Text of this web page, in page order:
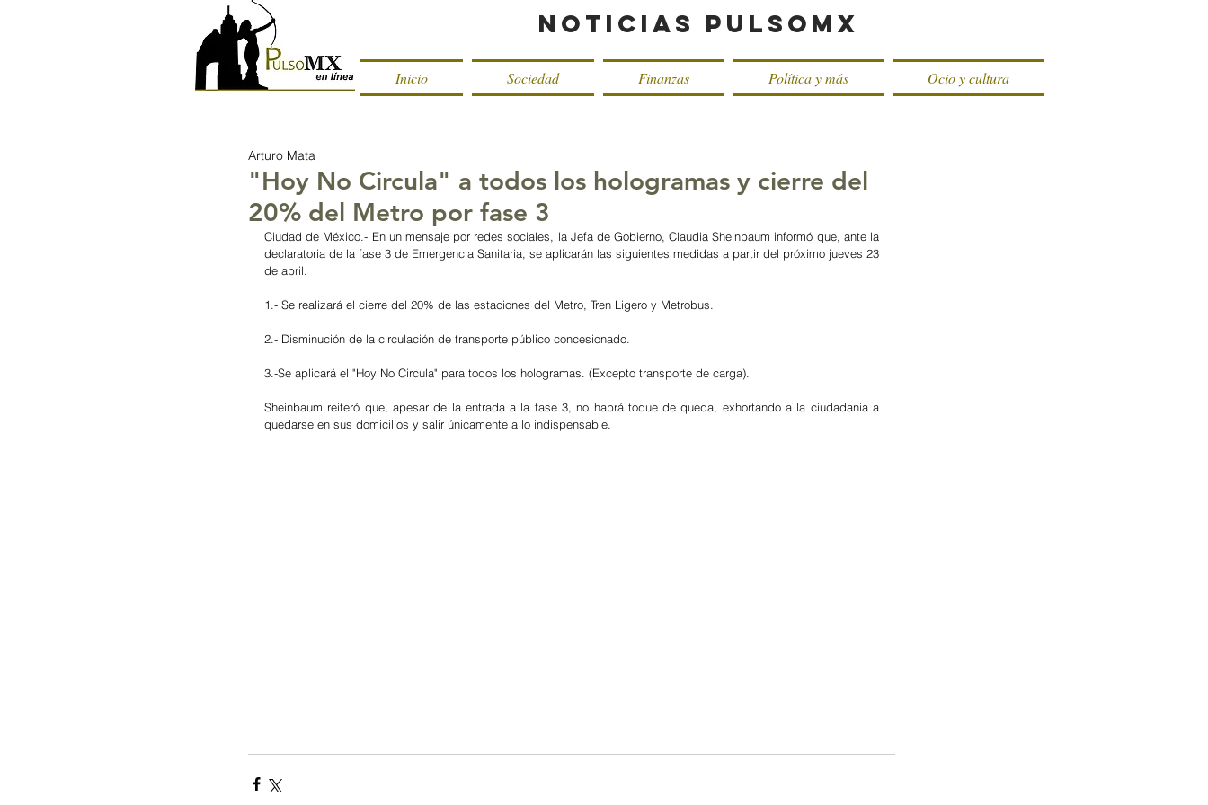
Noticias PulsoMX
Inicio Sociedad Finanzas Política y más Ocio y cultura
"Hoy No Circula" a todos los hologramas y cierre del
20% del Metro por fase 3
Arturo Mata
Ciudad de México.- En un mensaje por redes sociales, la Jefa de Gobierno, Claudia Sheinbaum informó que, ante la
declaratoria de la fase 3 de Emergencia Sanitaria, se aplicarán las siguientes medidas a partir del próximo jueves 23
de abril.
1.- Se realizará el cierre del 20% de las estaciones del Metro, Tren Ligero y Metrobus.
2.- Disminución de la circulación de transporte público concesionado.
3.-Se aplicará el "Hoy No Circula" para todos los hologramas. (Excepto transporte de carga).
Sheinbaum reiteró que, apesar de la entrada a la fase 3, no habrá toque de queda, exhortando a la ciudadania a
quedarse en sus domicilios y salir únicamente a lo indispensable.